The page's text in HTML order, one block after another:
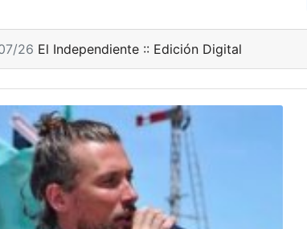
26 El Independiente :: Edición Digital